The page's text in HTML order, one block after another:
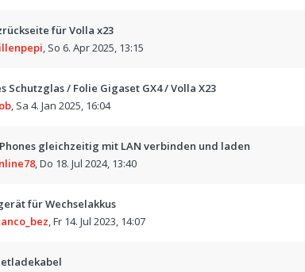
für Volla x23
, So 6. Apr 2025, 13:15
Schutzglas / Folie Gigaset GX4 / Volla X23
, Sa 4. Jan 2025, 16:04
gleichzeitig mit LAN verbinden und laden
,Do 18. Jul 2024, 13:40
für Wechselakkus
,Fr 14. Jul 2023, 14:07